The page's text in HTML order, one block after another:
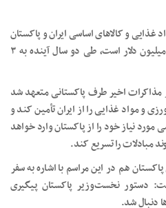
و کالا‌های اساسی ایران و پاکستان
که اکنون حدود یک میلیارد و ۳۰۰ میلیون دلار است، طی دو سال آینده به ۳
اخیر طرف پاکستانی متعهد شد
و مواد غذایی را از ایران تأمین کند و
مورد نیاز خود را از پاکستان وارد خواهد
مبادلات را تسریع کند.
هم در این مراسم با اشاره به سفر
دستور نخست‌وزیر پاکستان پیگیری
دنبال شد.